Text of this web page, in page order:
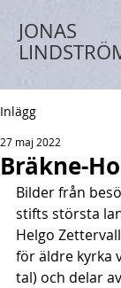
JONAS
Inlägg
Bräkne-
27 maj 2022
Bilder från
stifts största
Helgo
för äldre kyrka
tal) och delar